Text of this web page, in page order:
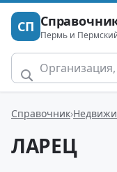
СП Пермь и
Справочник
ЛАРЕЦ